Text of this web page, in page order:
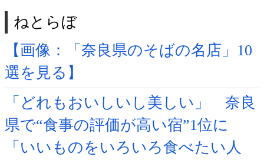
ねとらぼ
【画像：「奈良県のそばの名店」10
選を見る】
「どれもおいしいし美しい」 奈良
県で“食事の評価が高い宿”1位に
「いいものをいろいろ食べたい人